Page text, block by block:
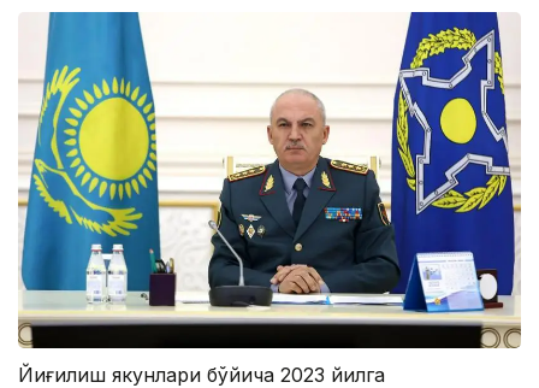
Йиғилиш якунлари бўйича 2023 йилга